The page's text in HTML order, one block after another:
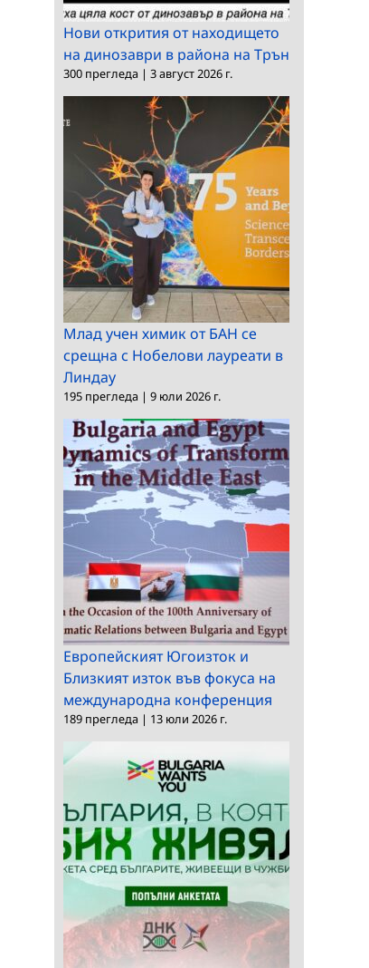
Българската
академия на науките
отдава под наем
Българската
академия на науките
отдава под наем
недвижим имот
Нови открития от находището
на динозаври в района на Трън
300 прегледа | 3 август 2026 г.
Млад учен химик от БАН се
срещна с Нобелови лауреати в
Линдау
195 прегледа | 9 юли 2026 г.
Европейският Югоизток и
Близкият изток във фокуса на
международна конференция
189 прегледа | 13 юли 2026 г.